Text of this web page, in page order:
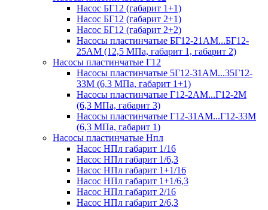
Насос БГ12 (габарит 1+1)
Насос БГ12 (габарит 2+1)
Насос БГ12 (габарит 2+2)
Насосы пластинчатые БГ12-21АМ...БГ12-
25АМ (12,5 МПа, габарит 1, габарит 2)
Насосы пластинчатые Г12
Насосы пластинчатые 5Г12-31АМ...35Г12-
33М (6,3 МПа, габарит 1+1)
Насосы пластинчатые Г12-2АМ...Г12-2М
(6,3 МПа, габарит 3)
Насосы пластинчатые Г12-31АМ...Г12-33М
(6,3 МПа, габарит 1)
Насосы пластинчатые Нпл
Насос НПл габарит 1/16
Насос НПл габарит 1/6,3
Насос НПл габарит 1+1/16
Насос НПл габарит 1+1/6,3
Насос НПл габарит 2/16
Насос НПл габарит 2/6,3